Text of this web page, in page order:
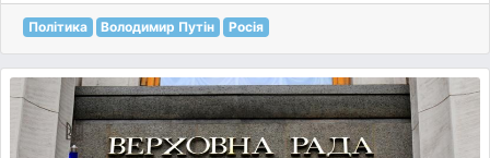
Політика Володимир Путін Росія